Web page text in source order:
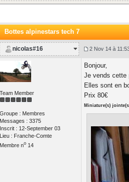
Bottes alpinestars tech 7
nicolas#16 2 Nov 14 à
Team Member
Groupe : Membres
Messages : 3375
Inscrit : 12-September 03
Lieu : Franche-Comte
Membre no14
Bonjour,
Je vends cette
Elles sont en
Prix 80€
Miniature(s)